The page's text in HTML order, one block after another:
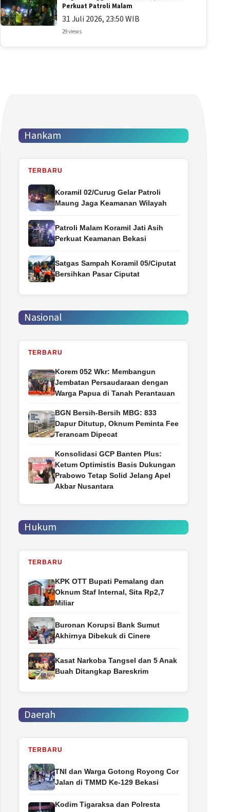
Perkuat Patroli Malam
31 Juli 2026, 23:50 WIB
29 views
Hankam
TERBARU
Koramil 02/Curug Gelar Patroli
Maung Jaga Keamanan Wilayah
Patroli Malam Koramil Jati Asih
Perkuat Keamanan Bekasi
Satgas Sampah Koramil 05/Ciputat
Bersihkan Pasar Ciputat
Nasional
TERBARU
Korem 052 Wkr: Membangun
Jembatan Persaudaraan dengan
Warga Papua di Tanah Perantauan
BGN Bersih-Bersih MBG: 833
Dapur Ditutup, Oknum Peminta Fee
Terancam Dipecat
Konsolidasi GCP Banten Plus:
Ketum Optimistis Basis Dukungan
Prabowo Tetap Solid Jelang Apel
Akbar Nusantara
Hukum
TERBARU
‎KPK OTT Bupati Pemalang dan
Oknum Staf Internal, Sita Rp2,7
Miliar
Buronan Korupsi Bank Sumut
Akhirnya Dibekuk di Cinere
Kasat Narkoba Tangsel dan 5 Anak
Buah Ditangkap Bareskrim
Daerah
TERBARU
TNI dan Warga Gotong Royong Cor
Jalan di TMMD Ke-129 Bekasi
Kodim Tigaraksa dan Polresta